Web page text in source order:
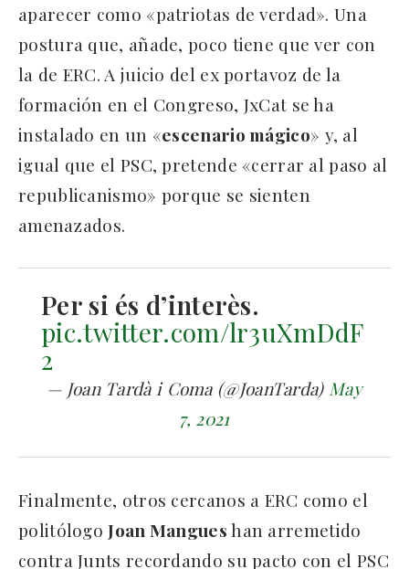
aparecer como «patriotas de verdad». Una
postura que, añade, poco tiene que ver con
la de ERC. A juicio del ex portavoz de la
formación en el Congreso, JxCat se ha
instalado en un «escenario mágico» y, al
igual que el PSC, pretende «cerrar al paso al
republicanismo» porque se sienten
amenazados.
Per si és d’interès.
pic.twitter.com/lr3uXmDdF
2
— Joan Tardà i Coma (@JoanTarda) May
7, 2021
Finalmente, otros cercanos a ERC como el
politólogoJoan Mangueshan arremetido
contra Junts recordando su pacto con el PSC